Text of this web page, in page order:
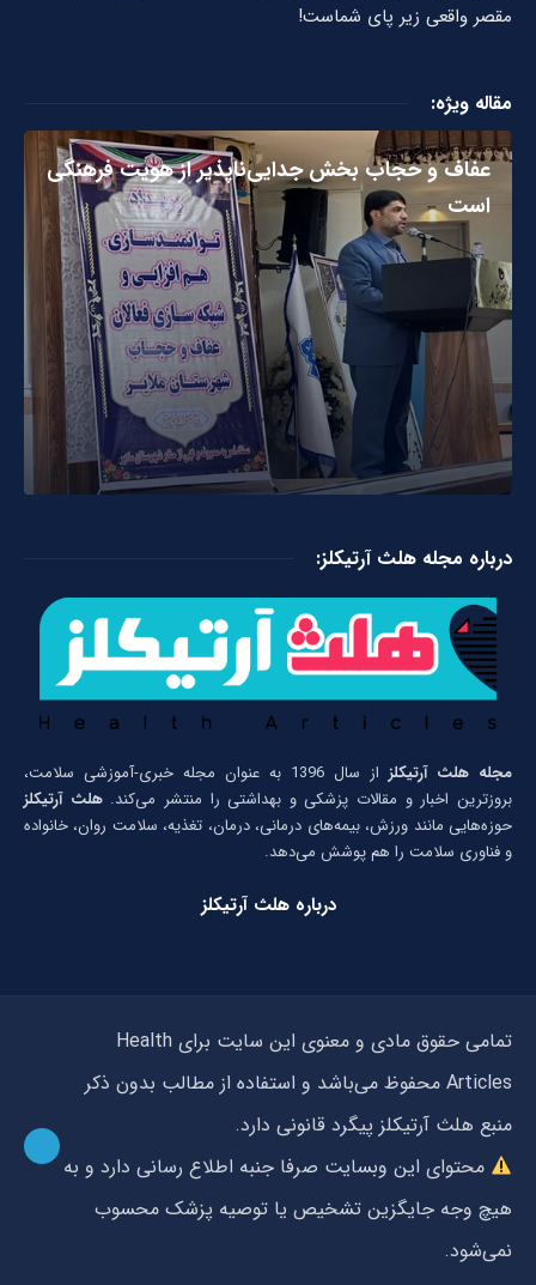
مقصر واقعی زیر پای شماست!
مقاله ویژه:
عفاف و حجاب بخش جدایی‌ناپذیر از هویت فرهنگی
است
درباره مجله هلث آرتیکلز:
مجله هلث آرتیکلز
از سال 1396 به عنوان مجله خبری-آموزشی سلامت،
بروزترین اخبار و مقالات پزشکی و بهداشتی را منتشر می‌کند.هلث آرتیکلز
حوزه‌هایی مانند ورزش، بیمه‌های درمانی، درمان، تغذیه، سلامت روان، خانواده
و فناوری سلامت را هم پوشش می‌دهد.
درباره هلث آرتیکلز
تمامی حقوق مادی و معنوی این سایت برای Health
Articles محفوظ می‌باشد و استفاده از مطالب بدون ذکر
منبع هلث آرتیکلز پیگرد قانونی دارد.
محتوای این وبسایت صرفا جنبه اطلاع رسانی دارد و به
هیچ وجه جایگزین تشخیص یا توصیه پزشک محسوب
نمی‌شود.